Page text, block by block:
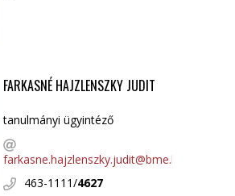
FARKASNÉ HAJZLENSZKY JUDIT
tanulmányi ügyintéző
farkasne.hajzlenszky.judit@bme.hu
463-1111/4627